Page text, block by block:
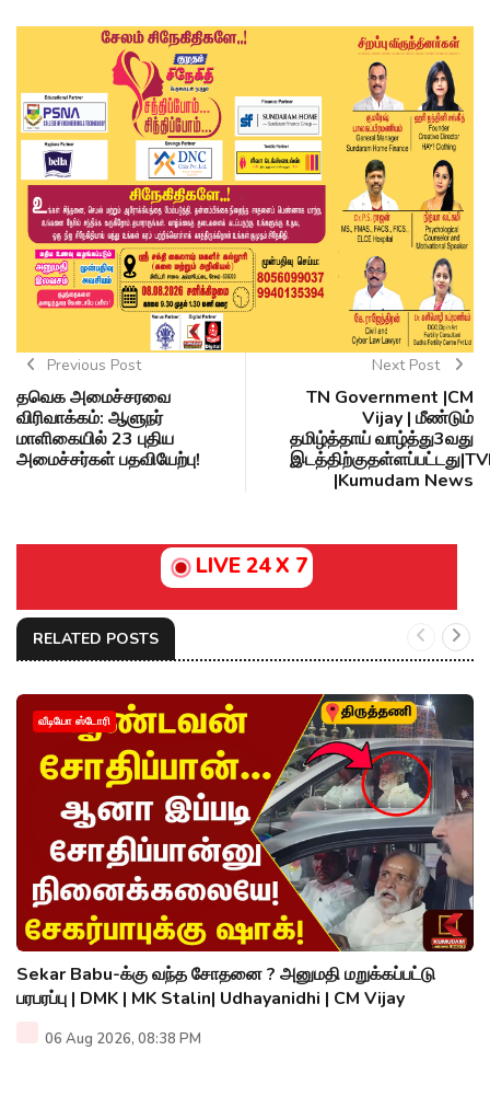
Previous Post
தவெக அமைச்சரவை
விரிவாக்கம்: ஆளுநர்
மாளிகையில் 23 புதிய
அமைச்சர்கள் பதவியேற்பு!
Next Post
TN Government |CM
Vijay | மீண்டும்
தமிழ்த்தாய் வாழ்த்து3வது
|Kumudam News
LIVE 24 X 7
RELATED POSTS
வீடியோ ஸ்டோரி
Sekar Babu-க்கு வந்த சோதனை ? அனுமதி மறுக்கப்பட்டு
பரபரப்பு | DMK | MK Stalin| Udhayanidhi | CM Vijay
06 Aug 2026, 08:38 PM